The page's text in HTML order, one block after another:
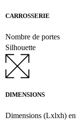
CARROSSERIE
Nombre de portes
Silhouette
DIMENSIONS
Dimensions (Lxlxh) en